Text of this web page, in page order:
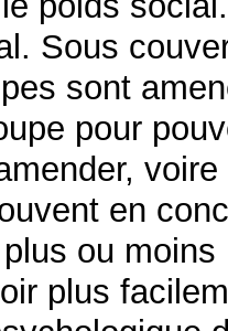
Sous
sont
pour
en
ou
plus